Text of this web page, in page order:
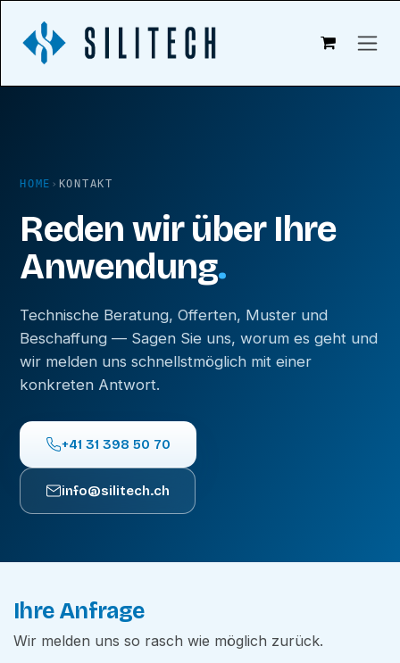
HOME › KONTAKT
Reden wir über Ihre
Anwendung.
Technische Beratung, Offerten, Muster und
Beschaffung — Sagen Sie uns, worum es geht und
wir melden uns schnellstmöglich mit einer
konkreten Antwort.
+41 31 398 50 70
info@silitech.ch
Ihre Anfrage
Wir melden uns so rasch wie möglich zurück.